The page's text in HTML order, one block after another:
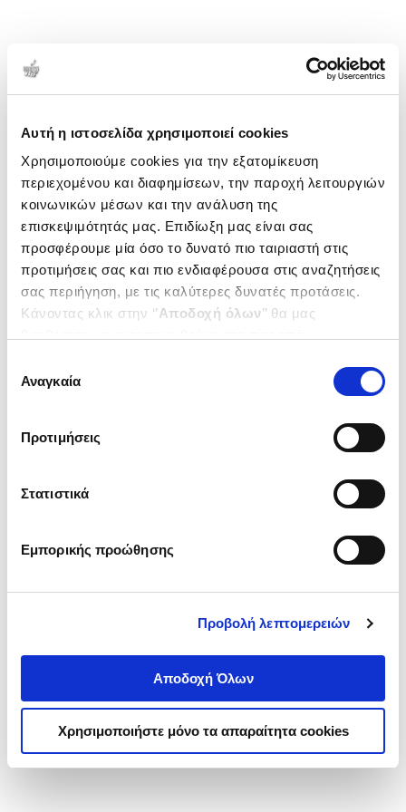
Αυτή η ιστοσελίδα χρησιμοποιεί cookies
Χρησιμοποιούμε cookies για την εξατομίκευση
περιεχομένου και διαφημίσεων, την παροχή λειτουργιών
κοινωνικών μέσων και την ανάλυση της
επισκεψιμότητάς μας. Επιδίωξη μας είναι σας
προσφέρουμε μία όσο το δυνατό πιο ταιριαστή στις
προτιμήσεις σας και πιο ενδιαφέρουσα στις αναζητήσεις
σας περιήγηση, με τις καλύτερες δυνατές προτάσεις.
Κάνοντας κλικ στην ‘’Αποδοχή όλων’’ θα μας
ενδιαφέρουν και να επιλέξετε από τα παρακάτω με την
΄΄και να ενημερωθείτε σχετικά με
συγκατάθεσης
Αναγκαία
Προτιμήσεις
Στατιστικά
Εμπορικής προώθησης
Προβολή λεπτομερειών
Αποδοχή Όλων
Χρησιμοποιήστε μόνο τα απαραίτητα cookies